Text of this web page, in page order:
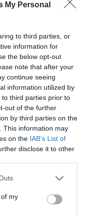
My Personal
to third parties, or
information for
the below opt-out
note that after your
continue seeing
information utilized by
third parties prior to
out of the further
by third parties on the
This information may
on the IAB’s List of
disclose it to other
my
DE ÁRBITROS
CAMP
FEMININO
DIVERSAS
COMPETIÇÕES
NACIONAIS